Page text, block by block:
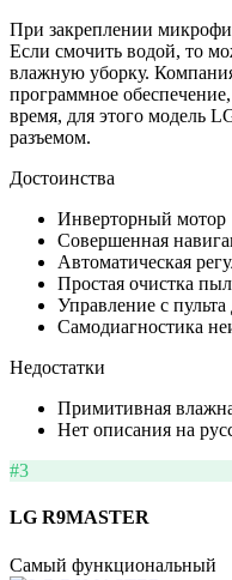
При закреплении
Если смочить водой, то
влажную уборку.
программное
время, для этого модель
разъемом.
Достоинства
Инверторный мотор
Совершенная
Автоматическая
Простая очистка
Управление с
Самодиагностика
Недостатки
Примитивная
Нет описания на
#3
LG R9MASTER
Самый функциональный